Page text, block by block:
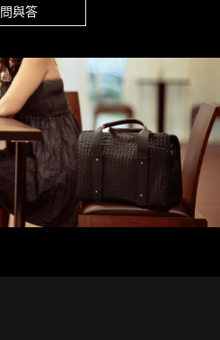
問與答